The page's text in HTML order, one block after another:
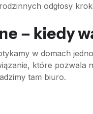
odgłosy
– kiedy
w domach
które pozwala
tam biuro.